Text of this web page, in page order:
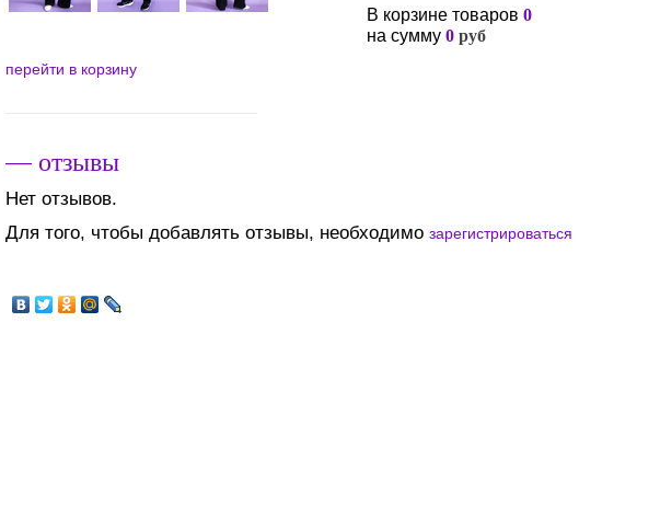
В корзине товаров 0
на сумму 0руб
перейти в корзину
— отзывы
Нет отзывов.
Для того, чтобы добавлять отзывы, необходимо зарегистрироваться